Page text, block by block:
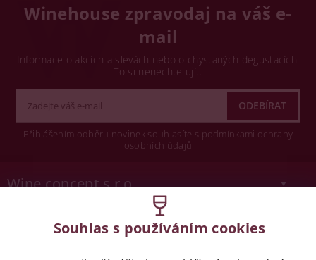
Winehouse zpravodaj na váš e-
mail
Informace o akcích a slevách nebo o chystaných degustacích.
To si nenechte ujít.
Přihlášením odběru novinek souhlasíte s podmínkami ochrany
osobních údajů
Wine concept s.r.o.
LegislativaSouhlas s používáním cookies